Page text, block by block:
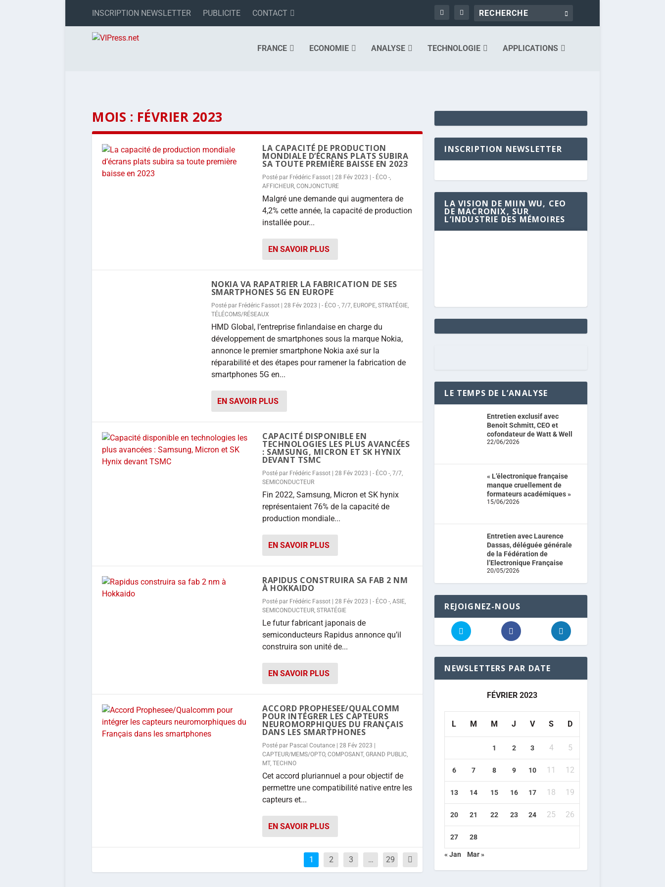
INSCRIPTION NEWSLETTER PUBLICITE CONTACT
FRANCE ECONOMIE ANALYSE TECHNOLOGIE APPLICATIONS
MOIS : FÉVRIER 2023
LA CAPACITÉ DE PRODUCTION
MONDIALE D’ÉCRANS PLATS SUBIRA
SA TOUTE PREMIÈRE BAISSE EN 2023
Posté par Frédéric Fassot |28 Fév 2023 |- ÉCO -,
AFFICHEUR,CONJONCTURE
Malgré une demande qui augmentera de
4,2% cette année, la capacité de production
installée pour...
EN SAVOIR PLUS
NOKIA VA RAPATRIER LA FABRICATION DE SES
SMARTPHONES 5G EN EUROPE
Posté par Frédéric Fassot| 28 Fév 2023 - ÉCO -, 7/7, EUROPE, STRATÉGIE,
TÉLÉCOMS/RÉSEAUX
HMD Global, l’entreprise finlandaise en charge du
développement de smartphones sous la marque Nokia,
annonce le premier smartphone Nokia axé sur la
réparabilité et des étapes pour ramener la fabrication de
smartphones 5G en...
EN SAVOIR PLUS
CAPACITÉ DISPONIBLE EN
TECHNOLOGIES LES PLUS AVANCÉES
: SAMSUNG, MICRON ET SK HYNIX
DEVANT TSMC
Posté par Frédéric Fassot |28 Fév 2023 |- ÉCO -,7/7,
SEMICONDUCTEUR
Fin 2022, Samsung, Micron et SK hynix
représentaient 76% de la capacité de
production mondiale...
EN SAVOIR PLUS
RAPIDUS CONSTRUIRA SA FAB 2 NM
À HOKKAIDO
Posté par Frédéric Fassot |28 Fév 2023 |- ÉCO -,ASIE,
SEMICONDUCTEUR,STRATÉGIE
Le futur fabricant japonais de
semiconducteurs Rapidus annonce qu’il
construira son unité de...
EN SAVOIR PLUS
ACCORD PROPHESEE/QUALCOMM
POUR INTÉGRER LES CAPTEURS
NEUROMORPHIQUES DU FRANÇAIS
DANS LES SMARTPHONES
Posté par Pascal Coutance |28 Fév 2023
CAPTEUR/MEMS/OPTO,COMPOSANT,GRAND PUBLIC,
MT,TECHNO
Cet accord pluriannuel a pour objectif de
permettre une compatibilité native entre les
capteurs et...
EN SAVOIR PLUS
1 2 3 … 29
INSCRIPTION NEWSLETTER
LA VISION DE MIIN WU, CEO
DE MACRONIX, SUR
L’INDUSTRIE DES MÉMOIRES
LE TEMPS DE L’ANALYSE
Entretien exclusif avec
Benoit Schmitt, CEO et
cofondateur de Watt & Well
22/06/2026
« L’électronique française
manque cruellement de
formateurs académiques »
15/06/2026
Entretien avec Laurence
Dassas, déléguée générale
de la Fédération de
l’Electronique Française
20/05/2026
REJOIGNEZ-NOUS
NEWSLETTERS PAR DATE
FÉVRIER 2023
L M M J V S D
1 2 3 4 5
6 7 8 9 10 11 12
13 14 15 16 17 18 19
20 21 22 23 24 25 26
27 28
« Jan Mar »